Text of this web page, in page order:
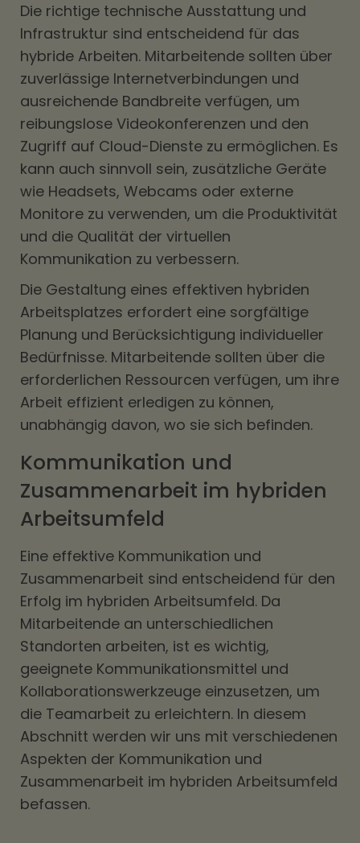
Die richtige technische Ausstattung und
Infrastruktur sind entscheidend für das
hybride Arbeiten. Mitarbeitende sollten über
zuverlässige Internetverbindungen und
ausreichende Bandbreite verfügen, um
reibungslose Videokonferenzen und den
Zugriff auf Cloud-Dienste zu ermöglichen. Es
kann auch sinnvoll sein, zusätzliche Geräte
wie Headsets, Webcams oder externe
Monitore zu verwenden, um die Produktivität
und die Qualität der virtuellen
Kommunikation zu verbessern.
Die Gestaltung eines effektiven hybriden
Arbeitsplatzes erfordert eine sorgfältige
Planung und Berücksichtigung individueller
Bedürfnisse. Mitarbeitende sollten über die
erforderlichen Ressourcen verfügen, um ihre
Arbeit effizient erledigen zu können,
unabhängig davon, wo sie sich befinden.
Kommunikation und
Zusammenarbeit im hybriden
Arbeitsumfeld
Eine effektive Kommunikation und
Zusammenarbeit sind entscheidend für den
Erfolg im hybriden Arbeitsumfeld. Da
Mitarbeitende an unterschiedlichen
Standorten arbeiten, ist es wichtig,
geeignete Kommunikationsmittel und
Kollaborationswerkzeuge einzusetzen, um
die Teamarbeit zu erleichtern. In diesem
Abschnitt werden wir uns mit verschiedenen
Aspekten der Kommunikation und
Zusammenarbeit im hybriden Arbeitsumfeld
befassen.